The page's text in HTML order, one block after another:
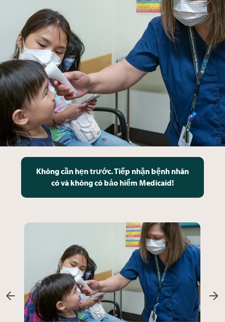
Không cần hẹn trước. Tiếp nhận bệnh nhân
có và không có bảo hiểm Medicaid!